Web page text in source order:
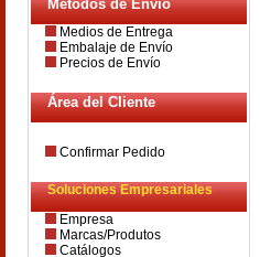
Métodos de Envío
Medios de Entrega
Embalaje de Envío
Precios de Envío
Área del Cliente
Confirmar Pedido
Soluciones Empresariales
Empresa
Marcas/Produtos
Catálogos